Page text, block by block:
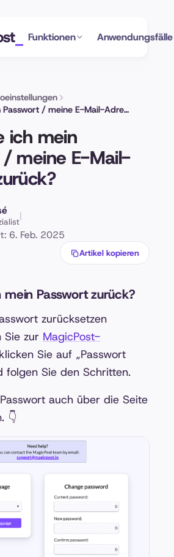
Funktionen Anwendungsfälle
Wie setze ich mein Passwort / meine E-Mail-Adresse zurück?
ich mein
/ meine E-Mail-
|
6. Feb. 2025
Artikel kopieren
Passwort zurück?
zurücksetzen
Sie zur MagicPost-
Sie auf „Passwort
folgen Sie den Schritten.
auch über die Seite
👇